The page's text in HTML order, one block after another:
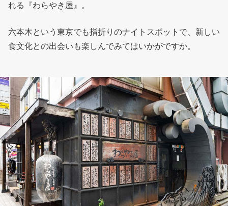
れる『わらやき屋』。
六本木という東京でも指折りのナイトスポットで、新しい
食文化との出会いも楽しんでみてはいかがですか。